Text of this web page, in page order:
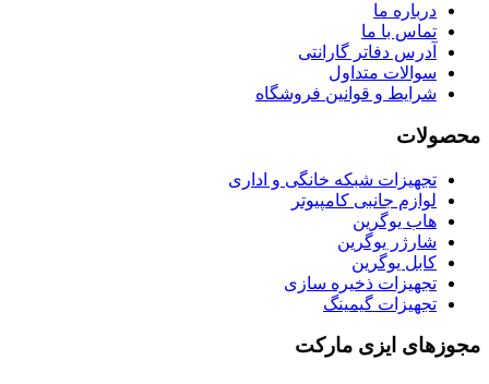
درباره ما
تماس با ما
آدرس دفاتر گارانتی
سوالات متداول
شرایط و قوانین فروشگاه
محصولات
تجهیزات شبکه خانگی و اداری
لوازم جانبی کامپیوتر
هاب یوگرین
شارژر یوگرین
کابل یوگرین
تجهیزات ذخیره سازی
تجهیزات گیمینگ
مجوزهای ایزی مارکت